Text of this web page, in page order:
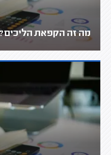
מה זה הקפאת